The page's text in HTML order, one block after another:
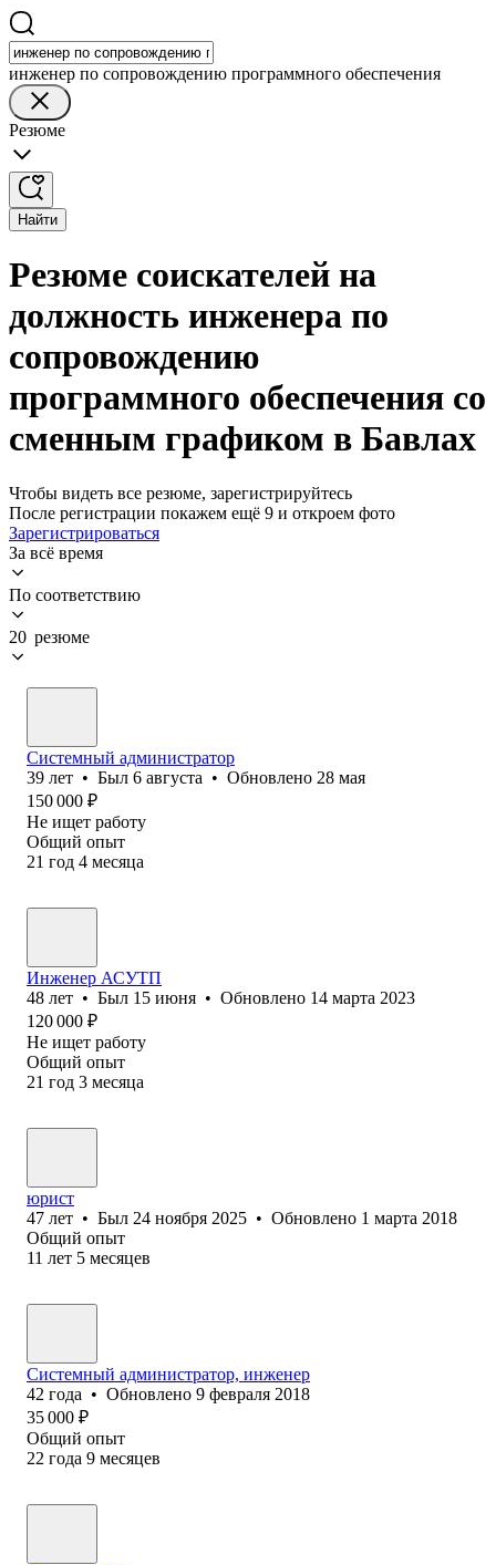
инженер по сопровождению программного обеспечения
Резюме
Найти
Резюме соискателей на
должность инженера по
сопровождению
программного обеспечения со
сменным графиком в Бавлах
Чтобы видеть все резюме, зарегистрируйтесь
После регистрации покажем ещё 9 и откроем фото
Зарегистрироваться
За всё время
По соответствию
20 резюме
Системный администратор
39 лет • Был 6 августа • Обновлено 28 мая
150 000 ₽
Не ищет работу
Общий опыт
21 год 4 месяца
Инженер АСУТП
48 лет • Был 15 июня • Обновлено 14 марта 2023
120 000 ₽
Не ищет работу
Общий опыт
21 год 3 месяца
юрист
47 лет • Был 24 ноября 2025 • Обновлено 1 марта 2018
Общий опыт
11 лет 5 месяцев
Системный администратор, инженер
42 года • Обновлено 9 февраля 2018
35 000 ₽
Общий опыт
22 года 9 месяцев